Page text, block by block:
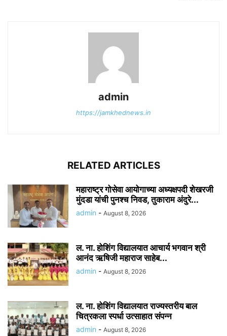
admin
https://jamkhednews.in
RELATED ARTICLES
महाराष्ट्र गोसेवा आयोगाच्या अध्यक्षपदी शेखरजी
मुंदडा यांची पुनश्च निवड, तुकाराम अंदुरे...
admin - August 8, 2026
ल. ना. होशिंग विद्यालयात आचार्य भगवान श्री
आनंद ऋषिजी महाराज साहेब...
admin - August 8, 2026
ल. ना. होशिंग विद्यालयात राज्यस्तरीय बाल
चित्रकला स्पर्धा उत्साहात संपन्न
admin - August 8, 2026